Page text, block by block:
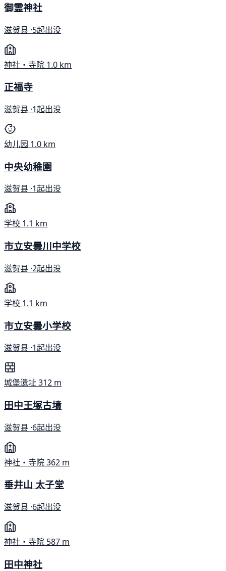
御霊神社
滋贺县 ·5起出没
神社・寺院 1.0 km
正福寺
滋贺县 ·1起出没
幼儿园 1.0 km
中央幼稚園
滋贺县 ·1起出没
学校 1.1 km
市立安曇川中学校
滋贺县 ·2起出没
学校 1.1 km
市立安曇小学校
滋贺县 ·1起出没
城堡遗址312 m
田中王塚古墳
滋贺县 ·6起出没
神社・寺院362 m
垂井山 太子堂
滋贺县 ·6起出没
神社・寺院 587 m
田中神社